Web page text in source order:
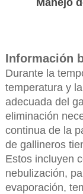
Manejo
Información
Durante la
temperatura y
adecuada del
eliminación
continua de la
de gallineros
Estos incluyen
nebulización,
evaporación,